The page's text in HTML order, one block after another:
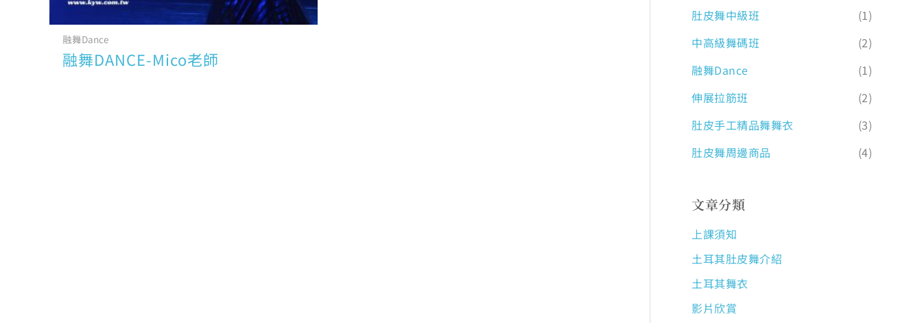
融舞Dance
融舞DANCE-Mico老師
肚皮舞中級班
(1)
中高級舞碼班
(2)
融舞Dance
(1)
伸展拉筋班
(2)
肚皮手工精品舞舞衣
(3)
肚皮舞周邊商品
(4)
文章分類
上課須知
土耳其肚皮舞介紹
土耳其舞衣
影片欣賞